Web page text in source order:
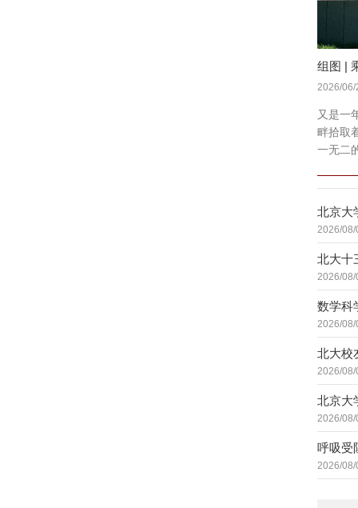
组图 |
2026/06/
又是一
畔拾取
一无二
北京大
2026/08/
北大十
2026/08/
数学科
2026/08/
北大校
2026/08/
北京大
2026/08/
呼吸受
2026/08/